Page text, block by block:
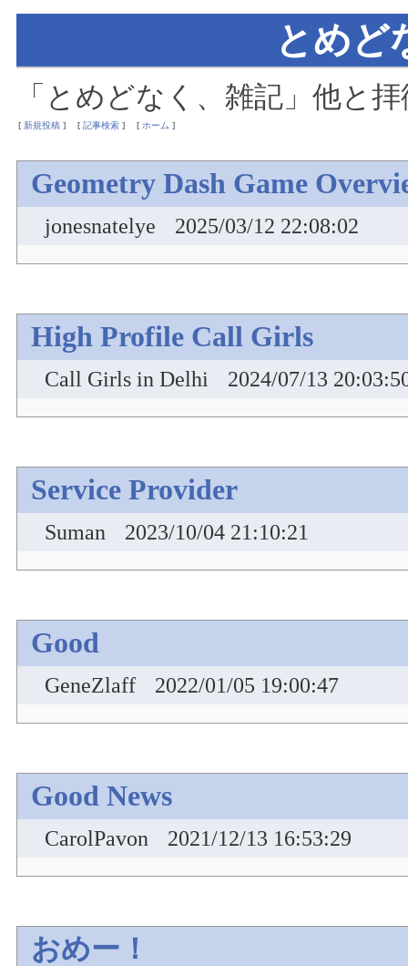
とめど
「とめどなく、雑記」他と
[ 新規投稿 ] [ 記事検索 ] [ ホーム ]
Geometry Dash Game
jonesnatelye 2025/03/12 22:08:02
High Profile Call Girls
Call Girls in Delhi 2024/07/13
Service Provider
Suman 2023/10/04 21:10:21
Good
GeneZlaff 2022/01/05 19:00:47
Good News
CarolPavon 2021/12/13 16:53:29
おめー！